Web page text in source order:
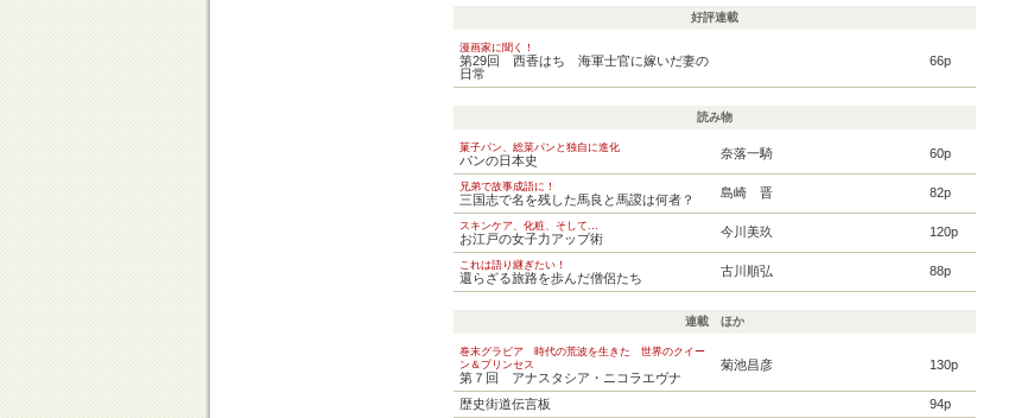
好評連載
漫画家に聞く！
第29回 西香はち 海軍士官に嫁いだ妻の
日常
66p
読み物
菓子パン、総菜パンと独自に進化
パンの日本史 奈落一騎 60p
兄弟で故事成語に！
三国志で名を残した馬良と馬謖は何者？ 島崎 晋 82p
スキンケア、化粧、そして…
お江戸の女子力アップ術 今川美玖 120p
これは語り継ぎたい！
還らざる旅路を歩んだ僧侶たち 古川順弘 88p
連載 ほか
巻末グラビア 時代の荒波を生きた 世界のクイー
ン＆プリンセス
第７回 アナスタシア・ニコラエヴナ
菊池昌彦 130p
歴史街道伝言板 94p